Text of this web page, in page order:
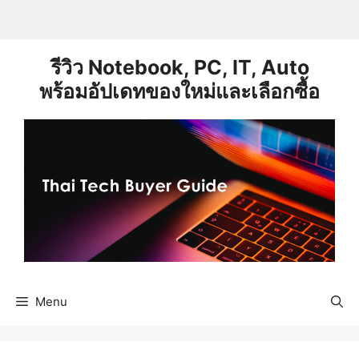
รีวิว Notebook, PC, IT, Auto
พร้อมอัปเดทของใหม่และเลือกซื้อ
Menu